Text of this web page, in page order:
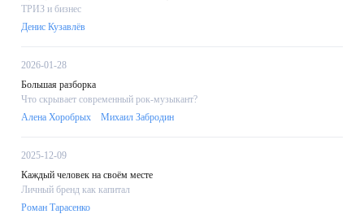
ТРИЗ и бизнес
Денис Кузавлёв
2026-01-28
Большая разборка
Что скрывает современный рок-музыкант?
Алена Хоробрых
Михаил Забродин
2025-12-09
Каждый человек на своём месте
Личный бренд как капитал
Роман Тарасенко